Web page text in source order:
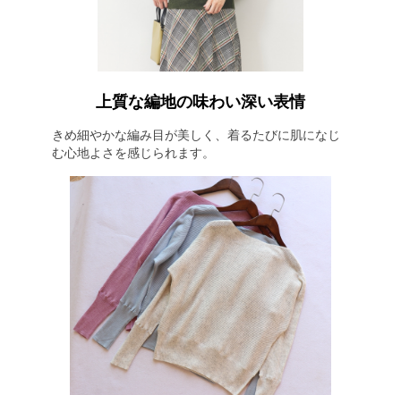
上質な編地の味わい深い表情
きめ細やかな編み目が美しく、着るたびに肌になじ
む心地よさを感じられます。